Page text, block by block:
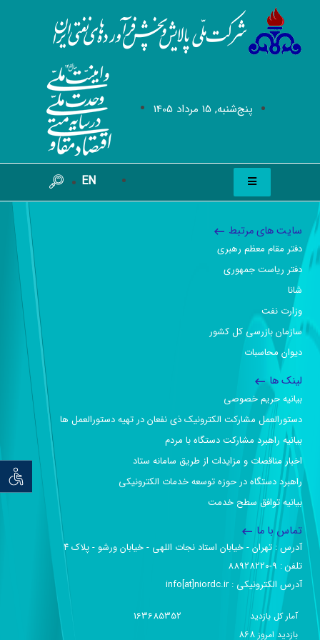
پنج‌شنبه, 15 مرداد 1405
EN
توان
سایت های مرتبط
دفتر مقام معظم رهبری
دفتر ریاست جمهوری
شانا
وزارت نفت
سازمان بازرسی کل کشور
دیوان محاسبات
لینک ها
بیانیه حریم خصوصی
دستورالعمل مشارکت الکترونیک ذی نفعان در تهیه دستورالعمل ها
بیانیه راهبرد مشارکت دستگاه با مردم
اخبار مناقصات و مزایدات از طریق سامانه ستاد
راهبرد دستگاه در حوزه توسعه خدمات الکترونیکی
بیانیه توافق سطح خدمت
تماس با ما
آدرس :‌ تهران - خیابان استاد نجات اللهی - خیابان ورشو - پلاک ۴
تلفن :‌ 9-88928220
آدرس الکترونیکی :‌ info[at]niordc.ir
آمار کل بازدید 163685352
بازديد امروز 868